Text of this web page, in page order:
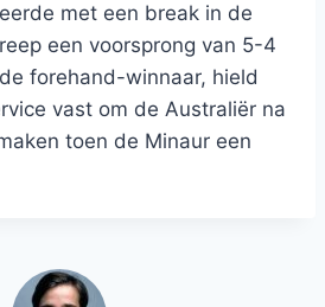
met een break in de
een voorsprong van 5-4
forehand-winnaar, hield
vast om de Australiër na
toen de Minaur een